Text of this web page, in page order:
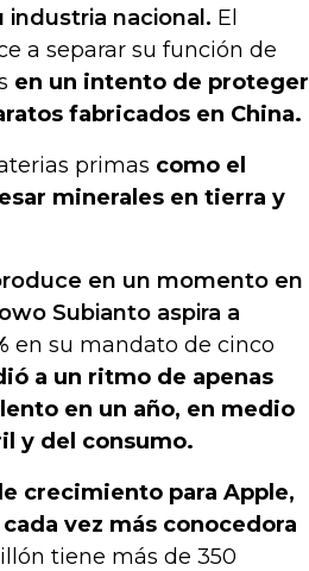
industria nacional. El
a separar su función de
en un intento de proteger
fabricados en China.
primas como el
minerales en tierra y
en un momento en
Subianto aspira a
en su mandato de cinco
a un ritmo de apenas
en un año, en medio
y del consumo.
crecimiento para Apple,
vez más conocedora
tiene más de 350